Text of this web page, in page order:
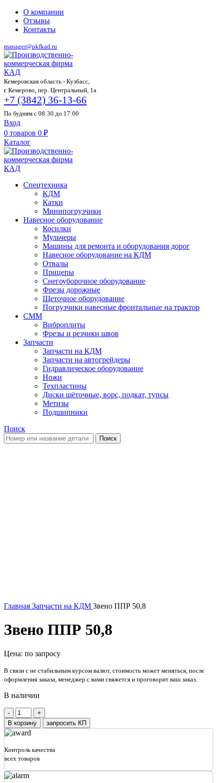
О компании
Отзывы
Контакты
manager@pkfkad.ru
Кемеровская область - Кузбасс,
г. Кемерово, пер. Центральный, 1а
+7 (3842) 36-13-66
По будням с 08:30 до 17:00
Вход
0 товаров 0 ₽
Каталог
Спецтехника
КДМ
Катки
Минипогрузчики
Навесное оборудование
Косилки
Мульчеры
Машины для ремонта и оборудования дорог
Навесное оборудование на КДМ
Отвалы
Прицепы
Снегоуборочное оборудование
Фрезы дорожные
Щеточное оборудование
Погрузчики навесные фронтальные на трактор
СММ
Виброплиты
Фрезы и резчики швов
Запчасти
Запчасти на КДМ
Запчасти на автогрейдеры
Гидравлическое оборудование
Ножи
Техпластины
Диски щёточные, ворс, подкат, тупсы
Метизы
Подшипники
Поиск
Поиск
Главная Запчасти на КДМ Звено ППР 50,8
Звено ППР 50,8
Цена: по запросу
В связи с не стабильным курсом валют, стоимость может меняться, после
оформления заказа, менеджер с вами свяжется и проговорит ваш заказ.
В наличии
Количество
товара
Звено
ППР
В корзину запросить КП
Контроль качества
всех товаров